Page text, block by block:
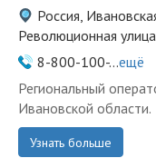
Россия,
Революционная
8-800-100-...ещё
Региональный
Ивановской области.
Узнать больше